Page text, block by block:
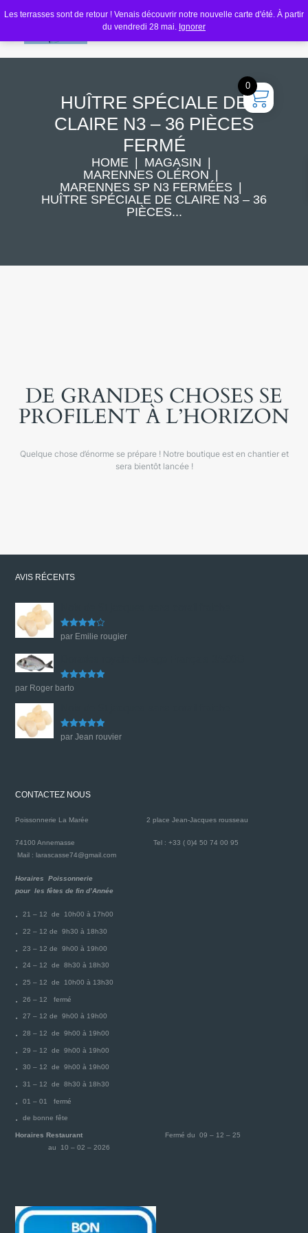
Les terrasses sont de retour ! Venais découvrir notre nouvelle carte d'été. À partir
du vendredi 28 mai. Ignorer
HUÎTRE SPÉCIALE DE
CLAIRE N3 – 36 PIÈCES
FERMÉ
HOME
MAGASIN
MARENNES OLÉRON
MARENNES SP N3 FERMÉES
HUÎTRE SPÉCIALE DE CLAIRE N3 – 36
PIÈCES...
DE GRANDES CHOSES SE
PROFILENT À L’HORIZON
Quelque chose d’énorme se prépare ! Notre boutique est en chantier et
sera bientôt lancée !
AVIS RÉCENTS
Note4
sur 5
par Emilie rougier
Note
par Roger barto
Note5sur
5
par Jean rouvier
CONTACTEZ NOUS
Poissonnerie La Marée2 place Jean-Jacques rousseau
74100 AnnemasseTel : +33 ( 0)4 50 74 00 95
Mail : larascasse74@gmail.com
Horaires Poissonnerie
pour les fêtes de fin d’Année
21 – 12 de 10h00 à 17h00
22 – 12 de 9h30 à 18h30
23 – 12 de 9h00 à 19h00
24 – 12 de 8h30 à 18h30
25 – 12 de 10h00 à 13h30
26 – 12 fermé
27 – 12 de 9h00 à 19h00
28 – 12 de 9h00 à 19h00
29 – 12 de 9h00 à 19h00
30 – 12 de 9h00 à 19h00
31 – 12 de 8h30 à 18h30
01 – 01 fermé
de bonne fête
Horaires Restaurant Fermé du 09 – 12 – 25
au 10 – 02 – 2026
0